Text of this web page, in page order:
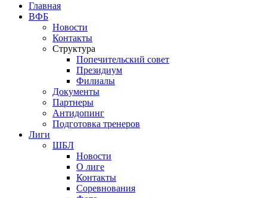
Главная
ВФБ
Новости
Контакты
Структура
Попечительский совет
Президиум
Филиалы
Документы
Партнеры
Антидопинг
Подготовка тренеров
Лиги
ШБЛ
Новости
О лиге
Контакты
Соревнования